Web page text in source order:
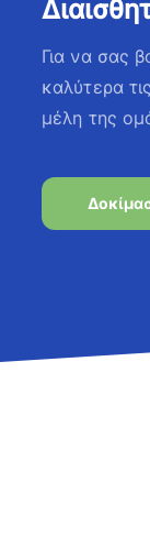
Για να σας
καλύτερα
μέλη της